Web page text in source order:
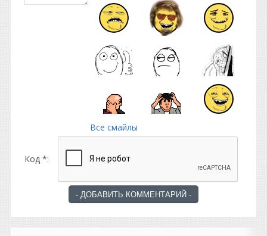
Все смайлы
Код *: